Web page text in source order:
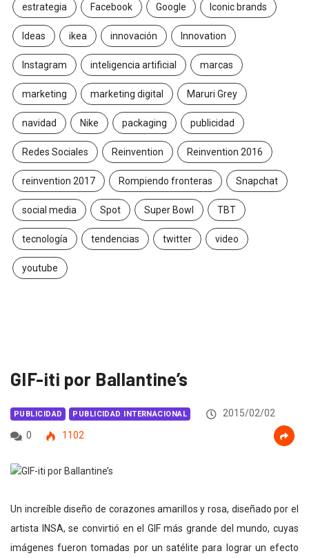
estrategia Facebook Google Iconic brands
Ideas ikea innovación Innovation
Instagram inteligencia artificial marcas
marketing marketing digital Maruri Grey
navidad Nike packaging publicidad
Redes Sociales Reinvention Reinvention 2016
reinvention 2017 Rompiendo fronteras Snapchat
social media Spot Super Bowl TBT
tecnología tendencias twitter video
youtube
GIF-iti por Ballantine’s
PUBLICIDAD PUBLICIDAD INTERNACIONAL
2015/02/02
0
1102
Un increíble diseño de corazones amarillos y rosa, diseñado por el
artista INSA, se convirtió en el GIF más grande del mundo, cuyas
imágenes fueron tomadas por un satélite para lograr un efecto